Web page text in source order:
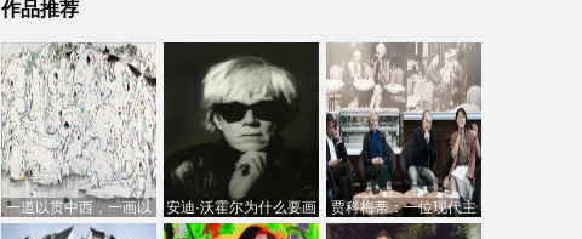
作品推荐
一道以贯中西，一画以
通古今：吴冠中的绘画
安迪·沃霍尔为什么要画
芭比
贾科梅蒂：一位现代主
义的“当代”艺术家